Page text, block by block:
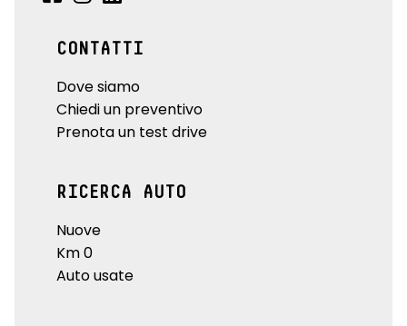
CONTATTI
Dove siamo
Chiedi un preventivo
Prenota un test drive
RICERCA AUTO
Nuove
Km 0
Auto usate